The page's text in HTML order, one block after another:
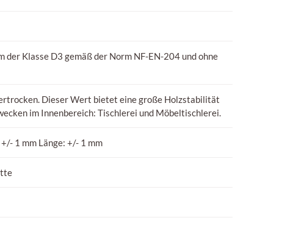
der Klasse D3 gemäß der Norm NF-EN-204 und ohne
Dieser Wert bietet eine große Holzstabilität
im Innenbereich: Tischlerei und Möbeltischlerei.
1 mm Länge: +/- 1 mm